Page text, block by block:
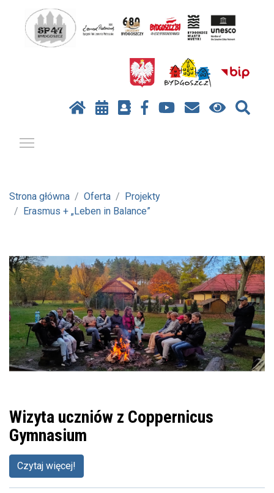
Strona główna Oferta
Projekty
Erasmus + „Leben in Balance”
Wizyta uczniów z Coppernicus
Gymnasium
Czytaj więcej!